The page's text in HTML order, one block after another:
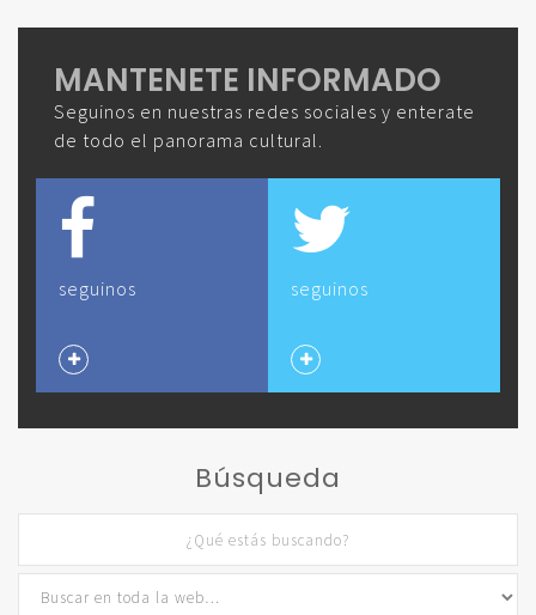
MANTENETE INFORMADO
Seguinos en nuestras redes sociales y enterate
de todo el panorama cultural.
seguinos seguinos
Búsqueda